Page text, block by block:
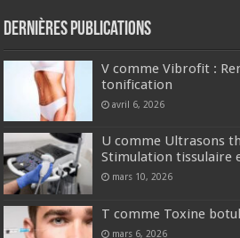
Dernières publications
V comme Vibrofit :
tonification
avril 6, 2026
U comme Ultrasons
Stimulation tissulaire
mars 10, 2026
T comme Toxine
mars 6, 2026